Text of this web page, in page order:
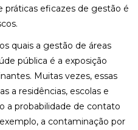
eficazes de gestão é
quais a gestão de áreas
pública é a exposição
Muitas vezes, essas
a residências, escolas e
a probabilidade de contato
a contaminação por